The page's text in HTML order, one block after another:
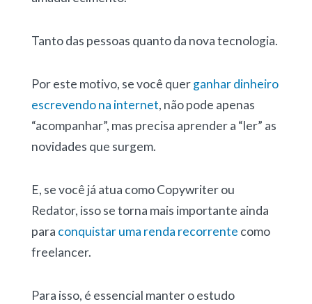
Tanto das pessoas quanto da nova tecnologia.
Por este motivo, se você querganhar dinheiro
escrevendo na internet, não pode apenas
“acompanhar”, mas precisa aprender a “ler” as
novidades que surgem.
E, se você já atua como Copywriter ou
Redator, isso se torna mais importante ainda
para conquistar uma renda recorrente como
freelancer.
Para isso, é essencial manter o estudo